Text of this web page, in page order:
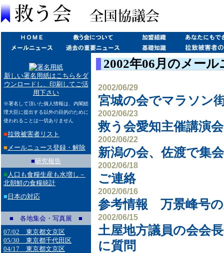
新しい署名用紙はこちらをダ
ウンロードし、印刷してご活
用下さい
※署名して頂いた個人情報は、内閣総
理大臣に提出する以外の目的のために
使われることは一切ありません
■拉致被害者リスト
■ メールニュース登録・解除
■研究報告
■ 人口も食糧生産も水増し－
北朝鮮の食糧統計
■ 日本の対応
■ 各地集会・写真展 ■
07/02 東京都文京区
05/30 東京都千代田区
04/17 東京都文京区
2002年06月のメー
2002/06/29
宮城の会でマラソン
2002/06/23
救う会愛知主催講演
2002/06/22
新潟の会、佐渡で集会
2002/06/18
ご連絡
2002/06/16
参考情報 万景峰号の
2002/06/15
土屋地方議員の会会
に質問